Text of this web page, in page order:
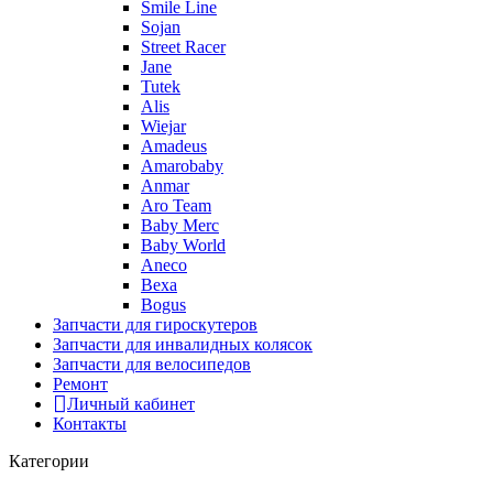
Smile Line
Sojan
Street Racer
Jane
Tutek
Alis
Wiejar
Amadeus
Amarobaby
Anmar
Aro Team
Baby Merc
Baby World
Aneco
Bexa
Bogus
Запчасти для гироскутеров
Запчасти для инвалидных колясок
Запчасти для велосипедов
Ремонт
Личный кабинет
Контакты
Категории